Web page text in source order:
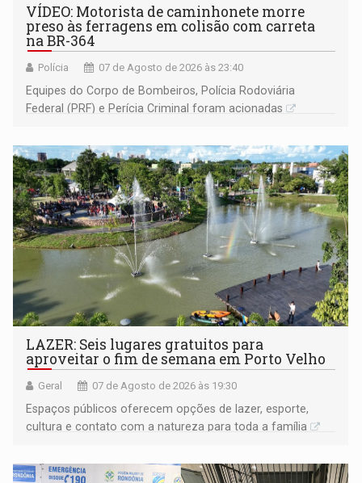
VÍDEO: Motorista de caminhonete morre
preso às ferragens em colisão com carreta
na BR-364
Polícia 07 de Agosto de 2026 às 23:40
Equipes do Corpo de Bombeiros, Polícia Rodoviária
Federal (PRF) e Perícia Criminal foram acionadas
LAZER: Seis lugares gratuitos para
aproveitar o fim de semana em Porto Velho
Geral 07 de Agosto de 2026 às 19:30
Espaços públicos oferecem opções de lazer, esporte,
cultura e contato com a natureza para toda a família